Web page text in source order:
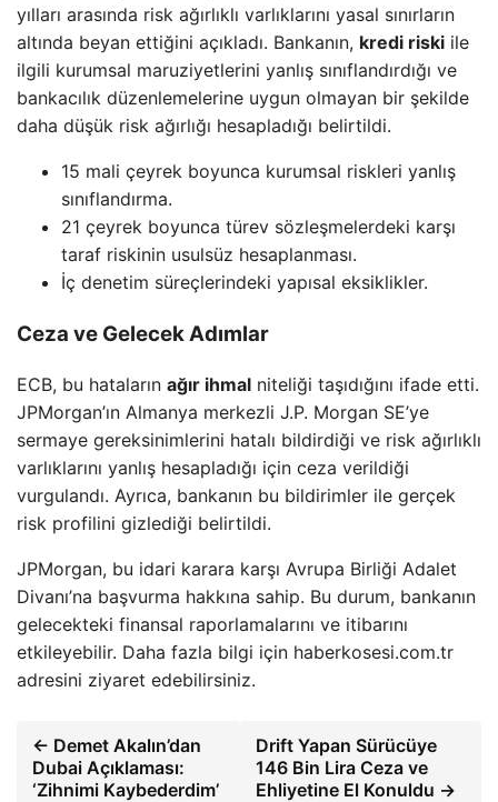
yılları arasında risk ağırlıklı varlıklarını yasal sınırların
altında beyan ettiğini açıkladı. Bankanın, kredi riski ile
ilgili kurumsal maruziyetlerini yanlış sınıflandırdığı ve
bankacılık düzenlemelerine uygun olmayan bir şekilde
daha düşük risk ağırlığı hesapladığı belirtildi.
15 mali çeyrek boyunca kurumsal riskleri yanlış
sınıflandırma.
21 çeyrek boyunca türev sözleşmelerdeki karşı
taraf riskinin usulsüz hesaplanması.
İç denetim süreçlerindeki yapısal eksiklikler.
Ceza ve Gelecek Adımlar
ECB, bu hataların ağır ihmal niteliği taşıdığını ifade etti.
JPMorgan’ın Almanya merkezli J.P. Morgan SE’ye
sermaye gereksinimlerini hatalı bildirdiği ve risk ağırlıklı
varlıklarını yanlış hesapladığı için ceza verildiği
vurgulandı. Ayrıca, bankanın bu bildirimler ile gerçek
risk profilini gizlediği belirtildi.
JPMorgan, bu idari karara karşı Avrupa Birliği Adalet
Divanı’na başvurma hakkına sahip. Bu durum, bankanın
gelecekteki finansal raporlamalarını ve itibarını
etkileyebilir. Daha fazla bilgi için haberkosesi.com.tr
adresini ziyaret edebilirsiniz.
← Demet Akalın’dan
Dubai Açıklaması:
‘Zihnimi Kaybederdim’
Drift Yapan Sürücüye
146 Bin Lira Ceza ve
Ehliyetine El Konuldu →